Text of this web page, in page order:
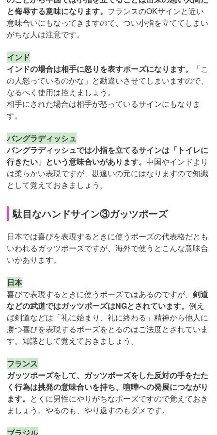
と侮辱する意味になります。 フランスのOKサインと近い
意味合いにもなってきますので、つい小指を立ててしまい
がちな人は注意です。
インド
インドの場合は相手に怒りを表すポーズになります。
「こ
の人怒っているのかな」と勘違いさせてしまいますので、
なるべく使用は控えましょう。
相手にされた場合は相手が怒っているサインにもなりま
す。
バングラディッシュ
バングラディッシュでは小指を立てるサインは「トイレに
行きたい」という意味合いがあります。 中国やインドより
は柔らかい表現ですが、勘違いの元にはなりますので知識
として覚えておきましょう。
駄目なハンドサイン③ガッツポーズ
日本では喜びを表現するときに使うポーズの代表格だとも
いわれるガッツポーズですが、海外で使うとこんな意味合
いがあります。
日本
喜びで表現するときに使うポーズではあるのですが、 剣道
などの武道ではガッツポーズはNGとされています。 例え
ば剣道などは「礼に始まり、礼に終わる」精神から他人に
勝つ喜びを表現するポーズをとるのはご法度とされていま
す。知識として覚えておきましょう。
フランス
ガッツポーズをして、ガッツポーズをした反対の手をたた
く行為は挑発の意味合いを持ち、喧嘩への発展につながり
ます。 とくに男性にやりがちなポーズですので覚えておき
ましょう。やるのも、やり返すのもダメです。
ブラジル